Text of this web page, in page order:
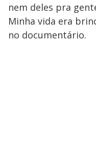
nem deles pra
Minha vida era
no documentário.